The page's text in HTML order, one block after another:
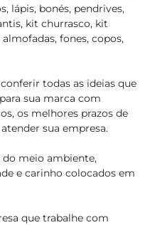
lápis, bonés, pendrives,
kit churrasco, kit
fones, copos,
todas as ideias que
sua marca com
os melhores prazos de
sua empresa.
do meio ambiente,
e carinho colocados em
que trabalhe com